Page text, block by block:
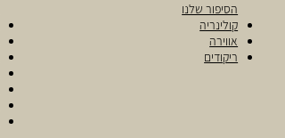
הסיפור שלנו
קולינריה
אווירה
ריקודים